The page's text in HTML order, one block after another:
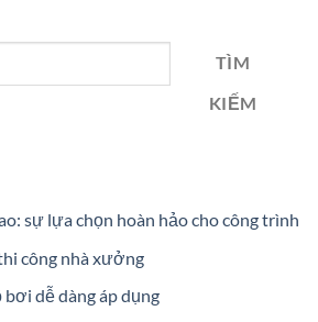
TÌM
KIẾM
sự lựa chọn hoàn hảo cho công trình
công nhà xưởng
dễ dàng áp dụng